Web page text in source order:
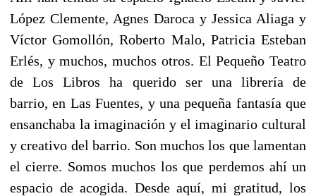
López Clemente, Agnes Daroca y Jessica Aliaga y
Víctor Gomollón, Roberto Malo, Patricia Esteban
Erlés, y muchos, muchos otros. El Pequeño Teatro
de Los Libros ha querido ser una librería de
barrio, en Las Fuentes, y una pequeña fantasía que
ensanchaba la imaginación y el imaginario cultural
y creativo del barrio. Son muchos los que lamentan
el cierre. Somos muchos los que perdemos ahí un
espacio de acogida. Desde aquí, mi gratitud, los